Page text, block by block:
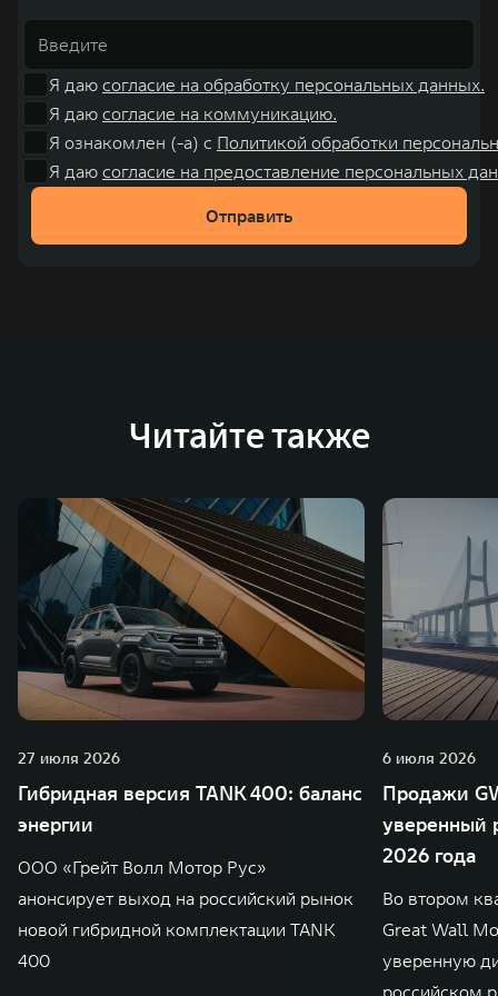
Я даю согласие на обработку персональных данных.
Я даю согласие на коммуникацию.
Я ознакомлен (-а) с Политикой обработки
Я даю согласие на предоставление персональных
Отправить
Читайте также
27 июля 2026
Гибридная версия TANK 400: баланс
энергии
ООО «Грейт Волл Мотор Рус»
анонсирует выход на российский рынок
новой гибридной комплектации TANK
400
6 июля 2026
Продажи
уверенный
2026 года
Во втором
Great Wall
уверенную
российском